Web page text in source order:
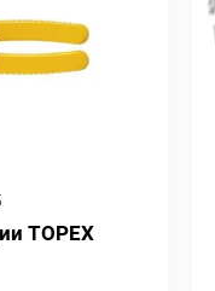
TOPEX